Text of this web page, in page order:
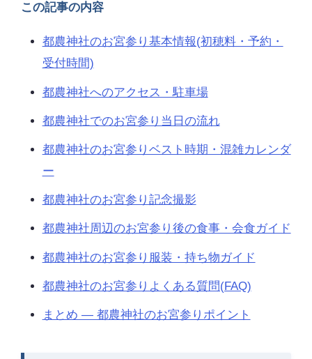
この記事の内容
都農神社のお宮参り基本情報(初穂料・予約・
受付時間)
都農神社へのアクセス・駐車場
都農神社でのお宮参り当日の流れ
都農神社のお宮参りベスト時期・混雑カレンダ
ー
都農神社のお宮参り記念撮影
都農神社周辺のお宮参り後の食事・会食ガイド
都農神社のお宮参り服装・持ち物ガイド
都農神社のお宮参りよくある質問(FAQ)
まとめ — 都農神社のお宮参りポイント